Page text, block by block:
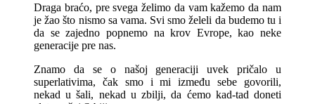
Draga braćo, pre svega želimo da vam kažemo da nam
je žao što nismo sa vama. Svi smo želeli da budemo tu i
da se zajedno popnemo na krov Evrope, kao neke
generacije pre nas.
Znamo da se o našoj generaciji uvek pričalo u
superlativima, čak smo i mi između sebe govorili,
nekad u šali, nekad u zbilji, da ćemo kad-tad doneti